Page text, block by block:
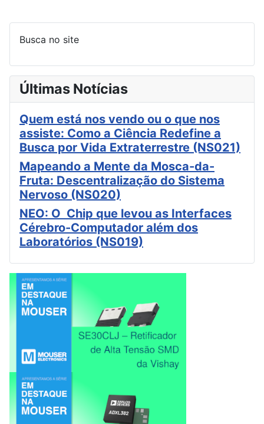
Busca no site
Últimas Notícias
Quem está nos vendo ou o que nos
assiste: Como a Ciência Redefine a
Busca por Vida Extraterrestre (NS021)
Mapeando a Mente da Mosca-da-
Fruta: Descentralização do Sistema
Nervoso (NS020)
NEO: O Chip que levou as Interfaces
Cérebro-Computador além dos
Laboratórios (NS019)